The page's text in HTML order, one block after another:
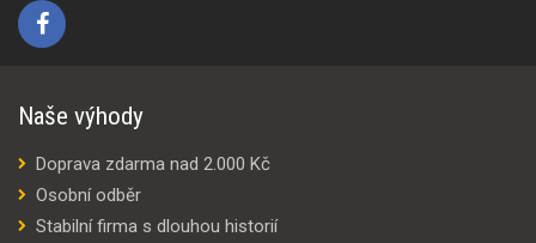
Naše výhody
Doprava zdarma nad 2.000 Kč
Osobní odběr
Stabilní firma s dlouhou historií